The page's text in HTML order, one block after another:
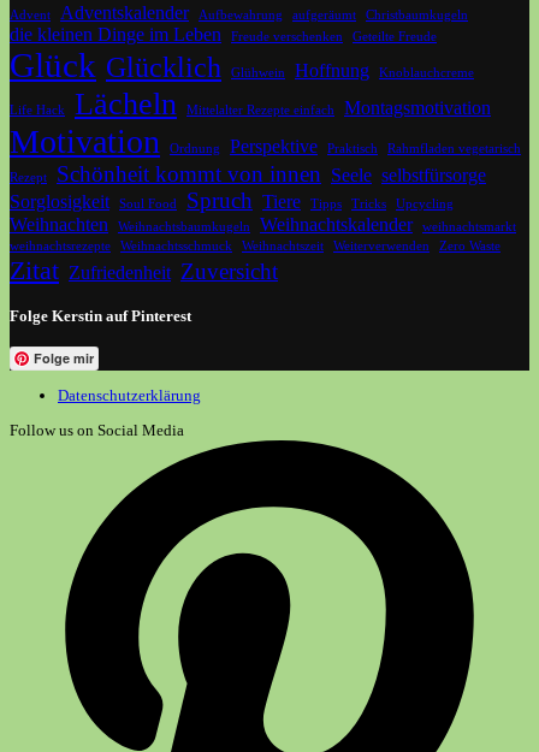
Advent Adventskalender Aufbewahrung aufgeräumt Christbaumkugeln
die kleinen Dinge im Leben Freude verschenken Geteilte Freude
Glück Glücklich Glühwein Hoffnung Knoblauchcreme
Life Hack Lächeln Mittelalter Rezepte einfach Montagsmotivation
Motivation Ordnung Perspektive Praktisch Rahmfladen vegetarisch
Rezept Schönheit kommt von innen Seele selbstfürsorge
Sorglosigkeit
Soul Food Spruch Tiere Tipps Tricks Upcycling
Weihnachten Weihnachtsbaumkugeln Weihnachtskalender
weihnachtsmarkt
weihnachtsrezepte
Weihnachtsschmuck Weihnachtszeit Weiterverwenden Zero Waste
Zitat Zufriedenheit Zuversicht
Folge Kerstin auf Pinterest
Folge mir
Datenschutzerklärung
Follow us on Social Media